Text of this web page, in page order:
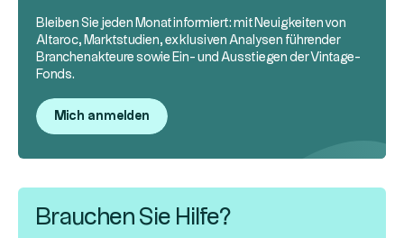
Bleiben Sie jeden Monat informiert: mit Neuigkeiten von
Altaroc, Marktstudien, exklusiven Analysen führender
Branchenakteure sowie Ein- und Ausstiegen der Vintage-
Fonds.
Mich anmelden
Brauchen Sie Hilfe?